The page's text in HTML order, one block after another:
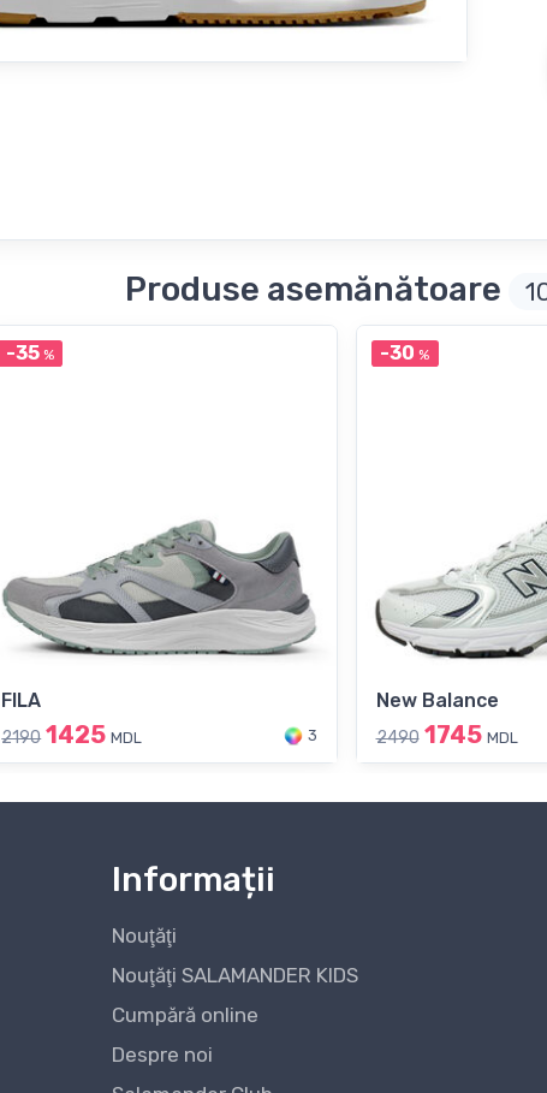
Produse asemănătoare
-35%
FILA
2190 1425 MDL 3
-30 %
New Balance
2490 1745 MDL
Informații
Nouţăţi
Nouţăţi SALAMANDER KIDS
Cumpără online
Despre noi